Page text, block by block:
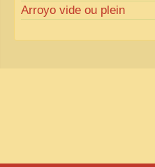
Arroyo vide ou plein